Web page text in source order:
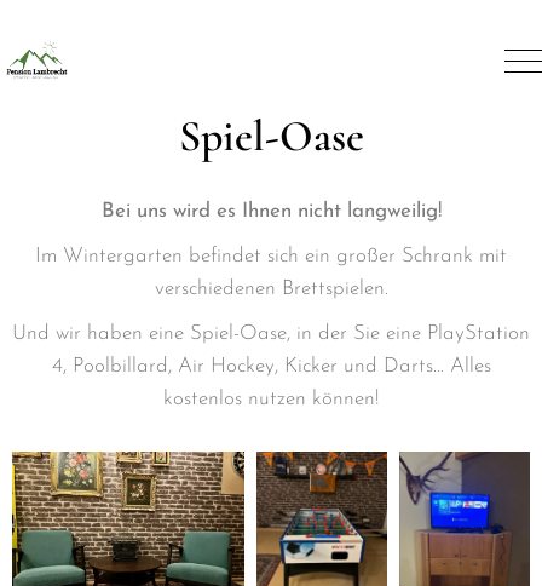
Spiel-Oase
Bei uns wird es Ihnen nicht langweilig!
Im Wintergarten befindet sich ein großer Schrank mit
verschiedenen Brettspielen.
Und wir haben eine Spiel-Oase, in der Sie eine PlayStation
4, Poolbillard, Air Hockey, Kicker und Darts… Alles
kostenlos nutzen können!